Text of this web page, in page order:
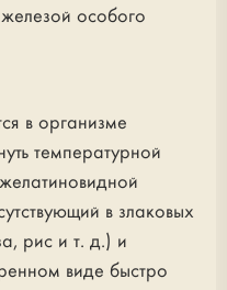
особого
в организме
температурной
в злаковых
рис и т. д.) и
виде быстро